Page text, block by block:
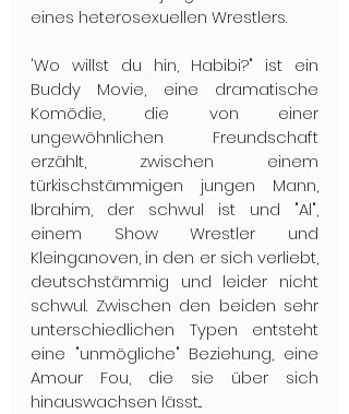
eines heterosexuellen Wrestlers.
'Wo willst du hin, Habibi?" ist ein
Buddy Movie, eine dramatische
Komödie, die von einer
ungewöhnlichen Freundschaft
erzählt, zwischen einem
türkischstämmigen jungen Mann,
Ibrahim, der schwul ist und "Al",
einem Show Wrestler und
Kleinganoven, in den er sich verliebt,
deutschstämmig und leider nicht
schwul. Zwischen den beiden sehr
unterschiedlichen Typen entsteht
eine "unmögliche" Beziehung, eine
Amour Fou, die sie über sich
hinauswachsen lässt...